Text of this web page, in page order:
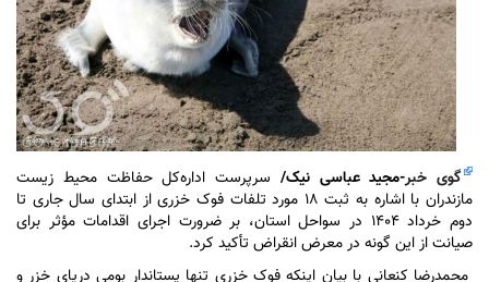
گوی خبر-مجید عباسی نیک/ سرپرست اداره‌کل حفاظت محیط زیست
مازندران با اشاره به ثبت ۱۸ مورد تلفات فوک خزری از ابتدای سال جاری تا
دوم خرداد ۱۴۰۴ در سواحل استان، بر ضرورت اجرای اقدامات مؤثر برای
صیانت از این گونه در معرض انقراض تأکید کرد.
محمدرضا کنعانی با بیان اینکه فوک خزری تنها پستاندار بومی دریای خزر و